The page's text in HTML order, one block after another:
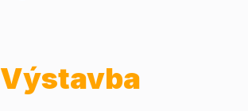
Výstavba